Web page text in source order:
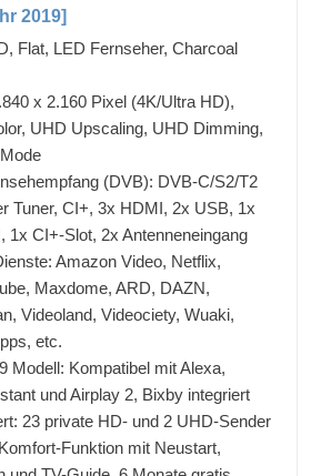
2019]
Flat, LED Fernseher, Charcoal
x 2.160 Pixel (4K/Ultra HD),
UHD Upscaling, UHD Dimming,
(DVB): DVB-C/S2/T2
Tuner, CI+, 3x HDMI, 2x USB, 1x
1x CI+-Slot, 2x Antenneneingang
Amazon Video, Netflix,
Maxdome, ARD, DAZN,
Videoland, Videociety, Wuaki,
etc.
Modell: Kompatibel mit Alexa,
und Airplay 2, Bixby integriert
23 private HD- und 2 UHD-Sender
Funktion mit Neustart,